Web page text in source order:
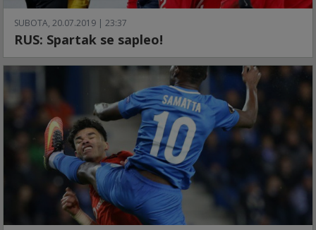
SUBOTA, 20.07.2019 | 23:37
RUS: Spartak se sapleo!